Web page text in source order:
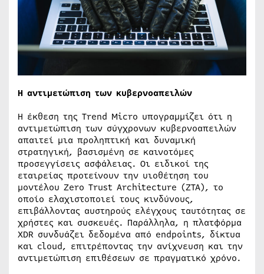
Η αντιμετώπιση των κυβερνοαπειλών
Η έκθεση της Trend Micro υπογραμμίζει ότι η
αντιμετώπιση των σύγχρονων κυβερνοαπειλών
απαιτεί μια προληπτική και δυναμική
στρατηγική, βασισμένη σε καινοτόμες
προσεγγίσεις ασφάλειας. Οι ειδικοί της
εταιρείας προτείνουν την υιοθέτηση του
μοντέλου Zero Trust Architecture (ZTA), το
οποίο ελαχιστοποιεί τους κινδύνους,
επιβάλλοντας αυστηρούς ελέγχους ταυτότητας σε
χρήστες και συσκευές. Παράλληλα, η πλατφόρμα
XDR συνδυάζει δεδομένα από endpoints, δίκτυα
και cloud, επιτρέποντας την ανίχνευση και την
αντιμετώπιση επιθέσεων σε πραγματικό χρόνο.